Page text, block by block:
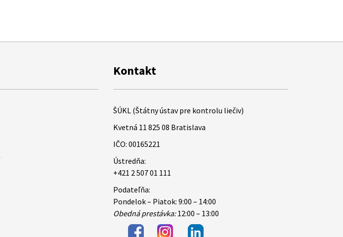
Kontakt
ŠÚKL (Štátny ústav pre kontrolu liečiv)
Kvetná 11 825 08 Bratislava
IČO: 00165221
Ústredňa:
+421 2 507 01 111
Podateľňa:
Pondelok – Piatok: 9:00 – 14:00
Obedná prestávka:12:00 – 13:00